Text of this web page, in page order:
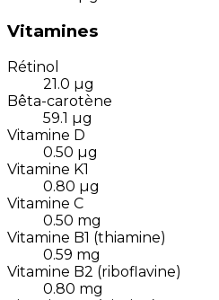
Vitamines
Rétinol
21.0 µg
Bêta-carotène
59.1 µg
Vitamine D
0.50 µg
Vitamine K1
0.80 µg
Vitamine C
0.50 mg
Vitamine B1 (thiamine)
0.59 mg
Vitamine B2 (riboflavine)
0.80 mg